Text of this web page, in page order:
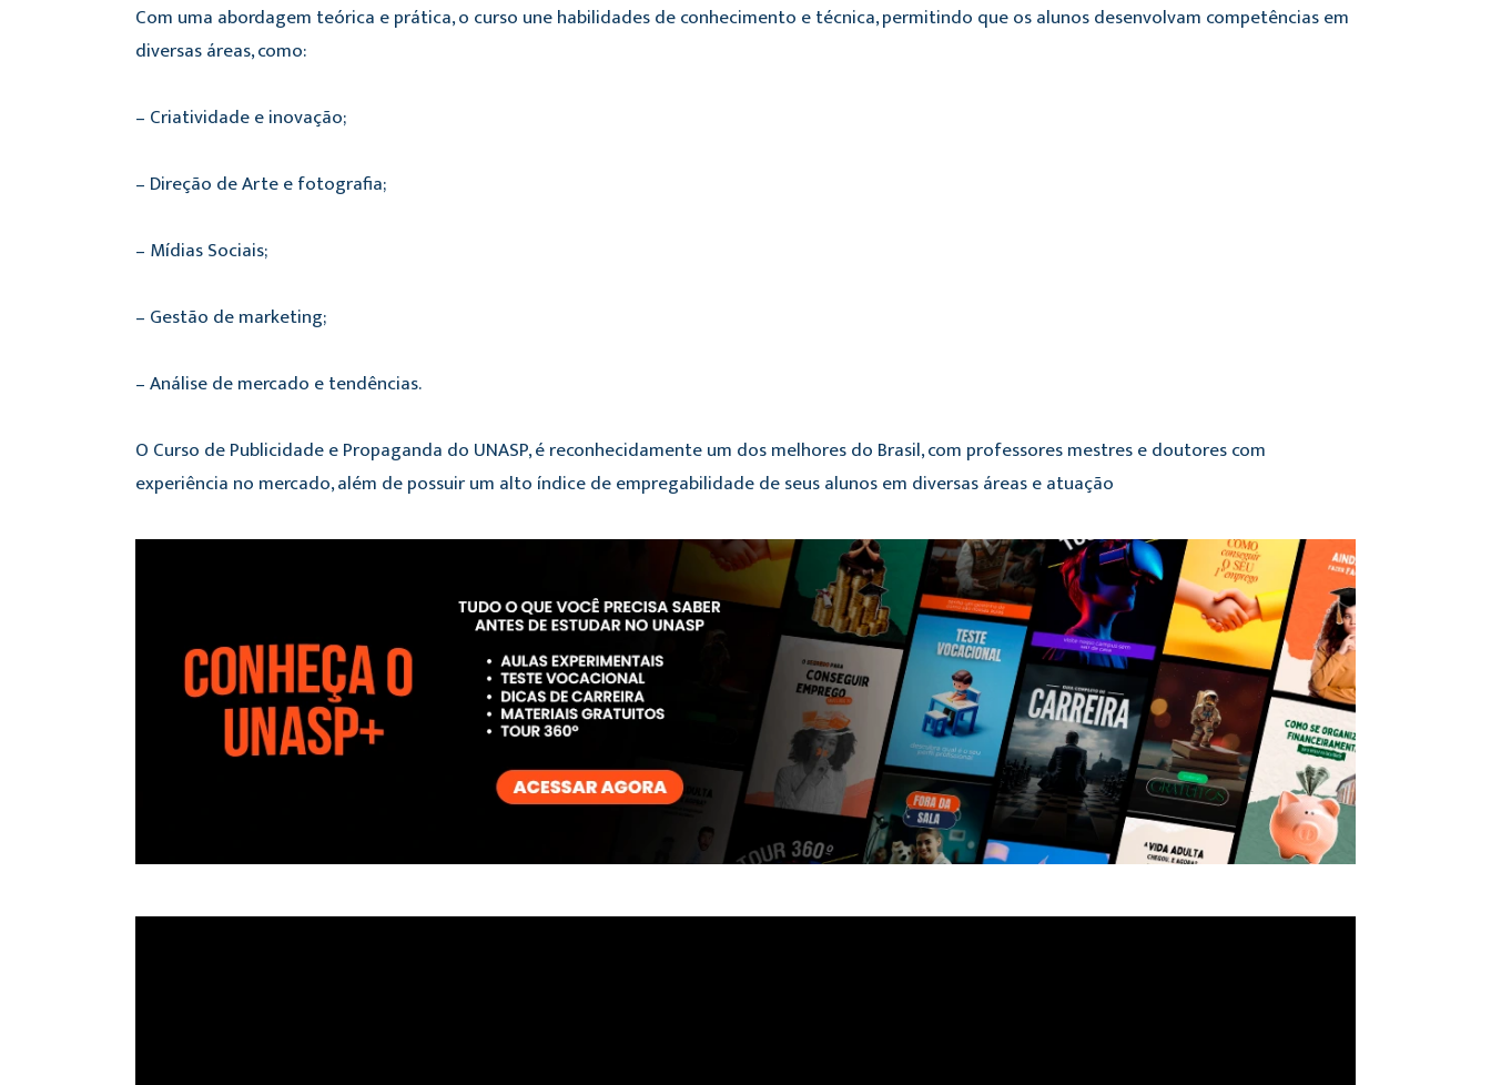
Com uma abordagem teórica e prática, o curso une habilidades de conhecimento e técnica, permitindo que os alunos desenvolvam competências em
diversas áreas, como:
– Criatividade e inovação;
– Direção de Arte e fotografia;
– Mídias Sociais;
– Gestão de marketing;
– Análise de mercado e tendências.
O Curso de Publicidade e Propaganda do UNASP, é reconhecidamente um dos melhores do Brasil, com professores mestres e doutores com
experiência no mercado, além de possuir um alto índice de empregabilidade de seus alunos em diversas áreas e atuação